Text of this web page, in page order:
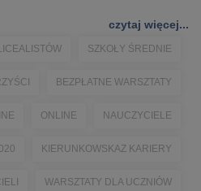
czytaj więcej...
SZKOŁY ŚREDNIE
BEZPŁATNE WARSZTATY
ONLINE NAUCZYCIELE
KIERUNKOWSKAZ KARIERY
WARSZTATY DLA UCZNIÓW